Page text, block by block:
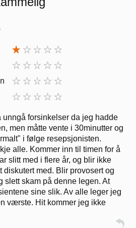
unngå forsinkelser da jeg hadde
men måtte vente i 30minutter og
i følge resepsjonisten.
alle. Kommer inn til timen for å
slitt med i flere år, og blir ikke
diskutert med. Blir provosert og
slett skam på denne legen. At
sine slik. Av alle leger jeg
værste. Hit kommer jeg ikke